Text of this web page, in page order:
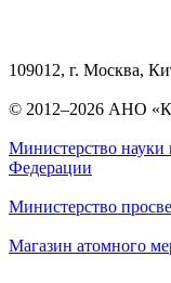
109012, г. Москва,
© 2012–2026 АНО
Министерство науки
Федерации
Министерство
Магазин атомного